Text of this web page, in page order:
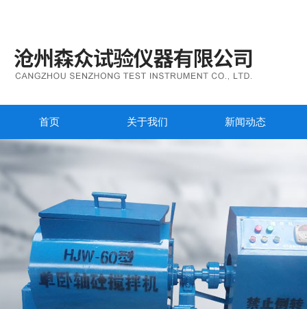
首页 关于我们 新闻动态